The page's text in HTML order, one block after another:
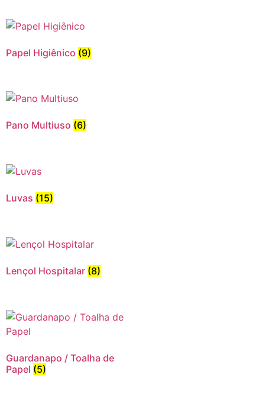
Papel Higiênico (9)
Pano Multiuso (6)
Luvas (15)
Lençol Hospitalar (8)
Guardanapo / Toalha de
Papel (5)